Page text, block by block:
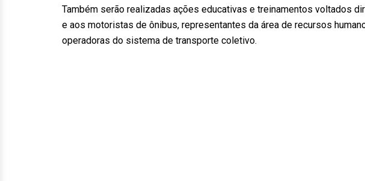
Também serão realizadas ações educativas e treinamentos voltados
e aos motoristas de ônibus, representantes da área de recursos
operadoras do sistema de transporte coletivo.